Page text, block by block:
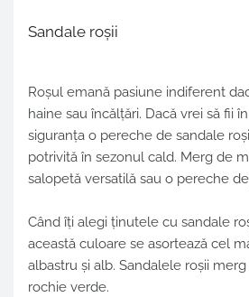
Sandale roșii
Roșul emană pasiune indiferent
haine sau încălțări. Dacă vrei să fii
siguranța o pereche de sandale
potrivită în sezonul cald. Merg de
salopetă versatilă sau o pereche
Când îți alegi ținutele cu sandale
această culoare se asortează cel
albastru și alb. Sandalele roșii
rochie verde.